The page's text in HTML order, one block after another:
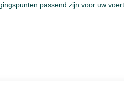
passend zijn voor uw